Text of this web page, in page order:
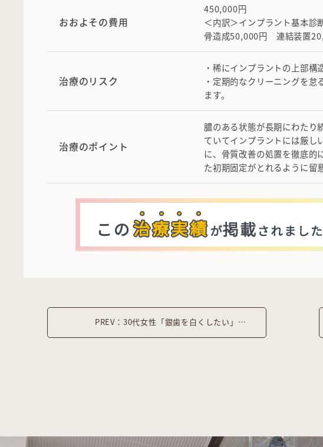
おおよその費用
450,000円
＜内訳＞インプラント基本
骨造成50,000円 連結装置
治療のリスク
・稀にインプラントの上部構
・定期的なクリーニングを
ます。
治療のポイント
膿のある状態が長期にわたり
ていてインプラントには厳し
に、骨質改善の処置を徹底的
た初期固定がとれるように留
PREV：30代女性「銀歯を白くしたい」フルジルコニアクラウンで治療した症例